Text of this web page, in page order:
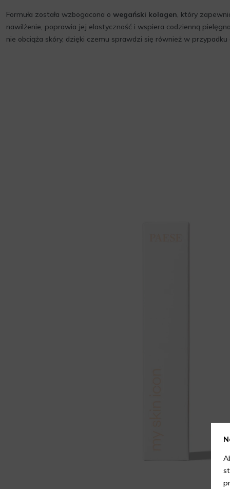
Formuła została wzbogacona o wegański kolagen, który
nawilżenie, poprawia jej elastyczność i wspiera codzienną
nie obciąża skóry, dzięki czemu sprawdzi się również w przypadku